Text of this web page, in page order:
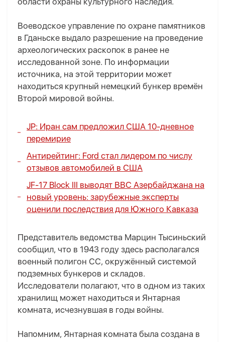
Воеводское управление по охране памятников
в Гданьске выдало разрешение на проведение
археологических раскопок в ранее не
исследованной зоне. По информации
источника, на этой территории может
находиться крупный немецкий бункер времён
Второй мировой войны.
JP: Иран сам предложил США 10-дневное
перемирие
Антирейтинг: Ford стал лидером по числу
отзывов автомобилей в США
JF-17 Block III выводят ВВС Азербайджана на
новый уровень: зарубежные эксперты
оценили последствия для Южного Кавказа
Представитель ведомства Марцин Тысиньский
сообщил, что в 1943 году здесь располагался
военный полигон СС, окружённый системой
подземных бункеров и складов.
Исследователи полагают, что в одном из таких
хранилищ может находиться и Янтарная
комната, исчезнувшая в годы войны.
Напомним, Янтарная комната была создана в